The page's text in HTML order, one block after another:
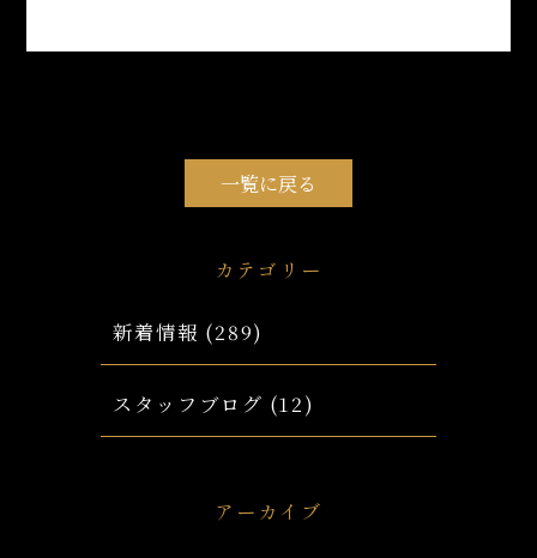
一覧に戻る
カテゴリー
新着情報 (289)
スタッフブログ (12)
アーカイブ